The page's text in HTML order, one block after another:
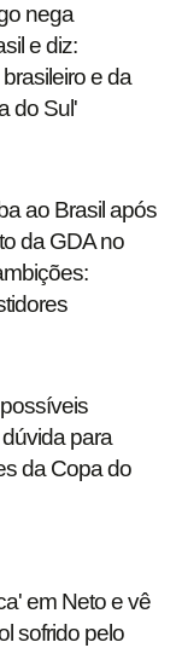
nega
e diz:
e da
do Sul'
ao Brasil após
da GDA no
para
da Copa do
em Neto e vê
sofrido pelo